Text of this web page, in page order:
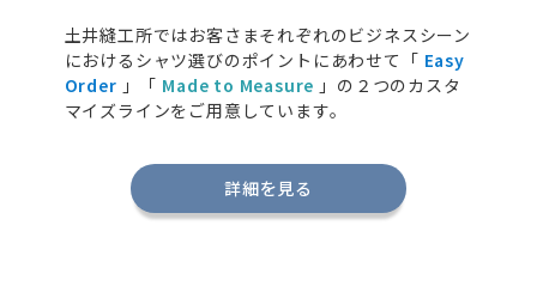
土井縫工所ではお客さまそれぞれのビジネスシーン
におけるシャツ選びのポイントにあわせて「 Easy
Order 」「 Made to Measure 」の２つのカスタ
マイズラインをご用意しています。
詳細を見る